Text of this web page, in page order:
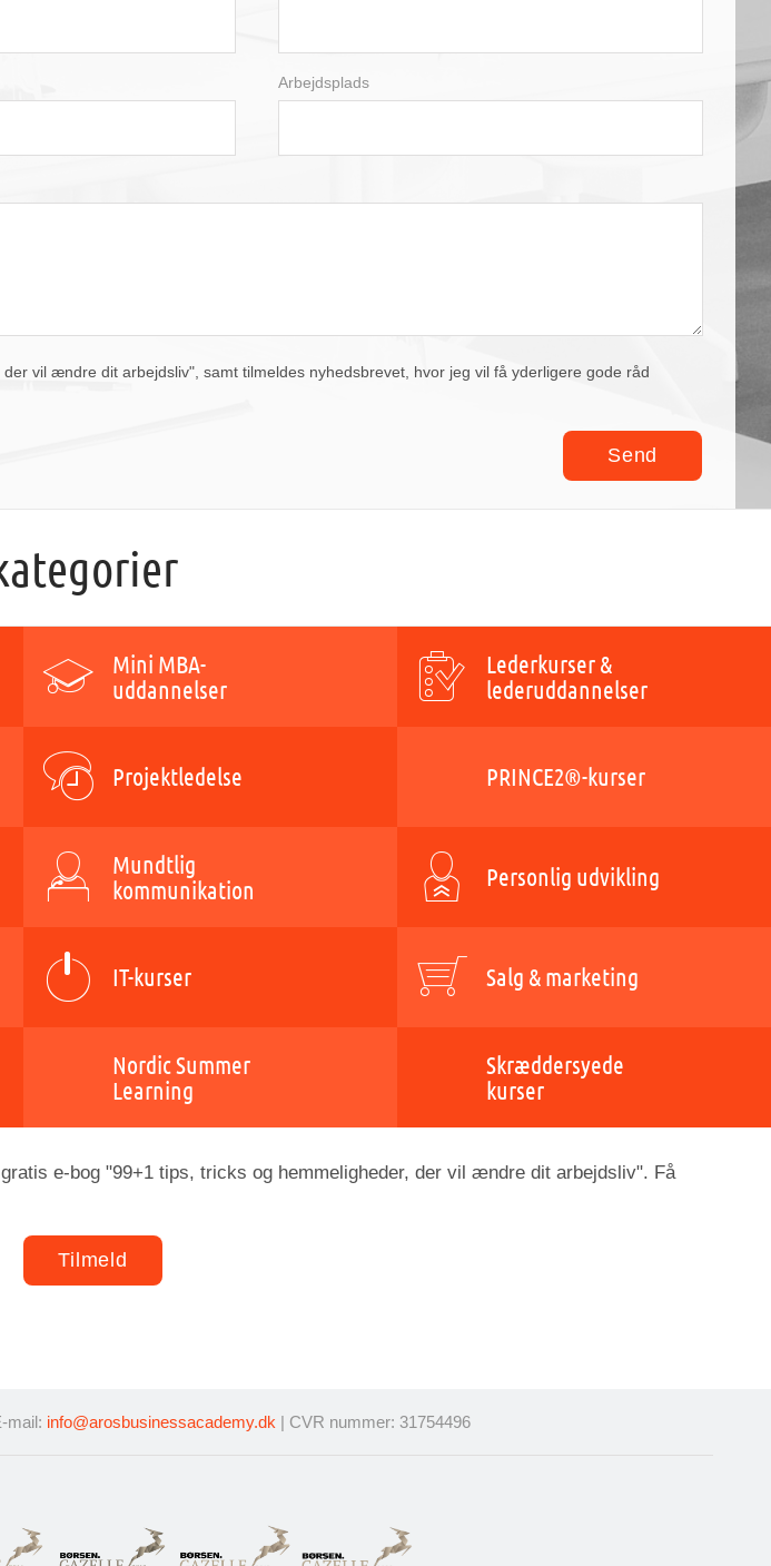
6 7 8 9
slet luk
Arbejdsplads
vil ændre dit arbejdsliv", samt tilmeldes nyhedsbrevet, hvor jeg vil få yderligere gode råd
Mini MBA-
uddannelser
Lederkurser &
lederuddannelser
Projektledelse PRINCE2®-kurser
Mundtlig
kommunikation
Personlig udvikling
IT-kurser Salg & marketing
Nordic Summer
Learning
Skræddersyede
kurser
e-bog "99+1 tips, tricks og hemmeligheder, der vil ændre dit arbejdsliv". Få
mail: info@arosbusinessacademy.dk | CVR nummer: 31754496